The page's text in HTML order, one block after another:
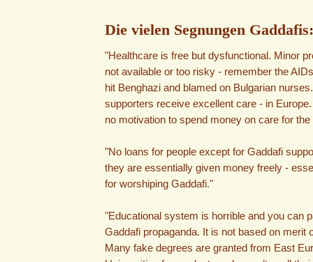
Die vielen Segnungen Gaddafis:
"Healthcare is free but dysfunctional. Minor
not available or too risky - remember the
hit Benghazi and blamed on Bulgarian
supporters receive excellent care - in
no motivation to spend money on care for
"No loans for people except for Gaddafi
they are essentially given money freely -
for worshiping Gaddafi."
"Educational system is horrible and you can
Gaddafi propaganda. It is not based on merit
Many fake degrees are granted from East